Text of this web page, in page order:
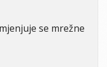
se mrežne